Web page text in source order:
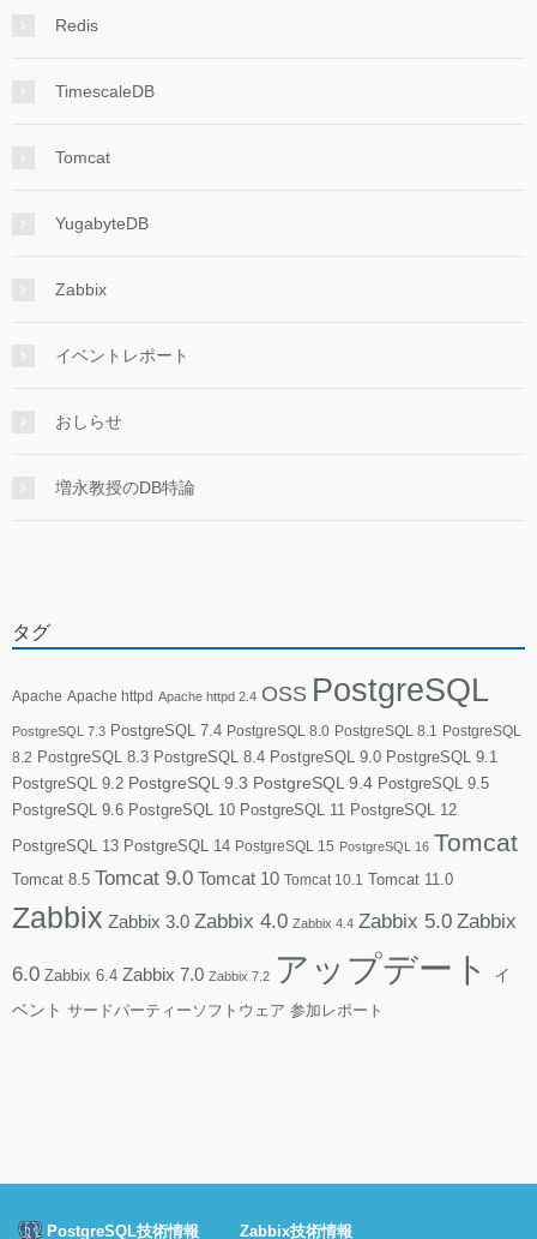
Redis
TimescaleDB
Tomcat
YugabyteDB
Zabbix
イベントレポート
おしらせ
増永教授のDB特論
タグ
Apache Apache httpd Apache httpd 2.4 OSS PostgreSQL
PostgreSQL 7.3 PostgreSQL 7.4 PostgreSQL 8.0 PostgreSQL 8.1
PostgreSQL
8.2 PostgreSQL 8.3 PostgreSQL 8.4 PostgreSQL 9.0 PostgreSQL 9.1
PostgreSQL 9.2 PostgreSQL 9.3 PostgreSQL 9.4 PostgreSQL 9.5
PostgreSQL 9.6 PostgreSQL 10 PostgreSQL 11 PostgreSQL 12
PostgreSQL 13 PostgreSQL 14 PostgreSQL 15 PostgreSQL 16 Tomcat
Tomcat 8.5 Tomcat 9.0 Tomcat 10 Tomcat 10.1 Tomcat 11.0
Zabbix Zabbix 3.0 Zabbix 4.0 Zabbix 4.4 Zabbix 5.0 Zabbix
6.0 Zabbix 6.4 Zabbix 7.0 Zabbix 7.2 アップデート
イ
ベント サードパーティーソフトウェア 参加レポート
PostgreSQL技術情報 Zabbix技術情報